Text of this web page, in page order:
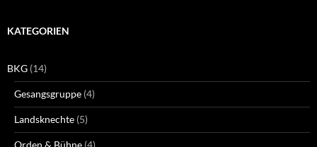
KATEGORIEN
BKG (14)
Gesangsgruppe (4)
Landsknechte (5)
Orden & Bühne (4)